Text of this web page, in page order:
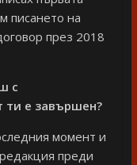
писането на
през 2018
с
ти е завършен?
момент и
преди